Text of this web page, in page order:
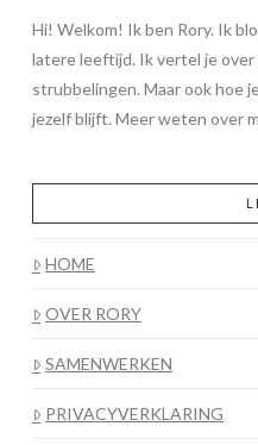
Hi! Welkom! Ik ben Rory. Ik
latere leeftijd. Ik vertel je
strubbelingen. Maar ook hoe
jezelf blijft. Meer weten over
HOME
OVER RORY
SAMENWERKEN
PRIVACYVERKLARING